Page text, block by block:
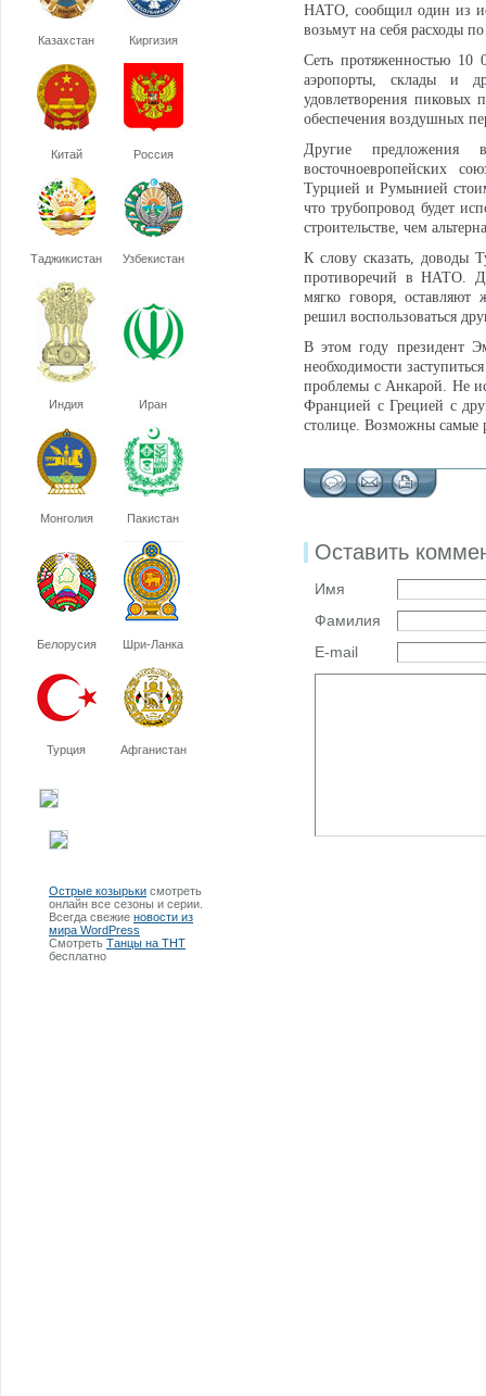
Казахстан Киргизия
Китай Россия
Таджикистан Узбекистан
Индия Иран
Монголия Пакистан
Белорусия Шри-Ланка
Турция Афганистан
Острые козырьки смотреть
онлайн все сезоны и серии.
Всегда свежие новости из
мира WordPress
Смотреть Танцы на ТНТ
бесплатно
НАТО, сообщил один из
возьмут на себя расходы
Сеть протяженностью 10
аэропорты, склады и
удовлетворения пиковых
обеспечения воздушных
Другие предложения
восточноевропейских
Турцией и Румынией
что трубопровод будет
строительстве, чем
К слову сказать, доводы
противоречий в НАТО.
мягко говоря, оставляют
решил воспользоваться
В этом году президент
необходимости
проблемы с Анкарой. Не
Францией с Грецией с
столице. Возможны самые
Оставить
Имя
Фамилия
E-mail